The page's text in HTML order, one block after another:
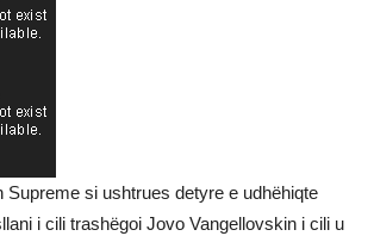
Supreme si ushtrues detyre e udhëhiqte
i cili trashëgoi Jovo Vangellovskin i cili u